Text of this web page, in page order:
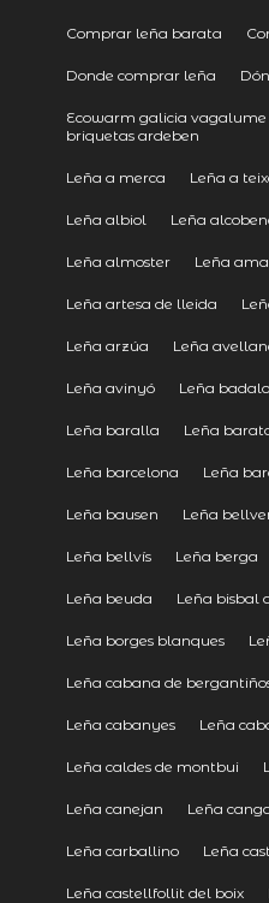
Comprar leña barata
Donde comprar leña
Ecowarm galicia vagalume
briquetas ardeben
Leña a merca Leña a
Leña albiol Leña
Leña almoster Leña
Leña artesa de lleida
Leña arzúa Leña
Leña avinyó Leña
Leña baralla Leña
Leña barcelona Leña
Leña bausen Leña
Leña bellvís Leña berga
Leña beuda Leña bisbal
Leña borges blanques
Leña cabana de
Leña cabanyes Leña
Leña caldes de montbui
Leña canejan Leña
Leña carballino Leña
Leña castellfollit del boix